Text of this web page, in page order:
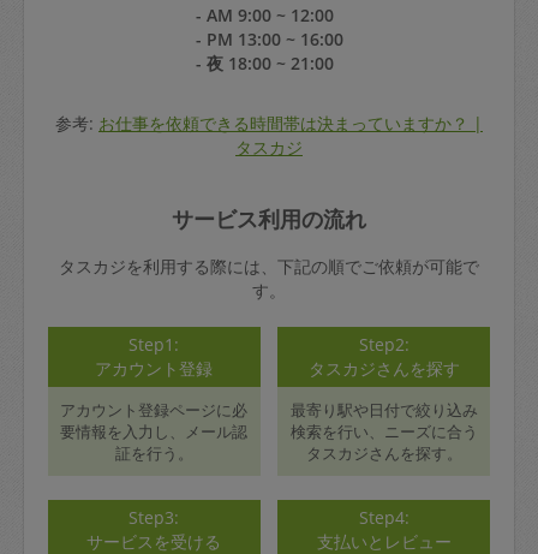
- AM 9:00 ~ 12:00
- PM 13:00 ~ 16:00
- 夜 18:00 ~ 21:00
参考: お仕事を依頼できる時間帯は決まっていますか？ |
タスカジ
サービス利用の流れ
タスカジを利用する際には、下記の順でご依頼が可能で
す。
Step1:
アカウント登録
アカウント登録ページに必
要情報を入力し、メール認
証を行う。
Step2:
タスカジさんを探す
最寄り駅や日付で絞り込み
検索を行い、ニーズに合う
タスカジさんを探す。
Step3:
サービスを受ける
Step4:
支払いとレビュー